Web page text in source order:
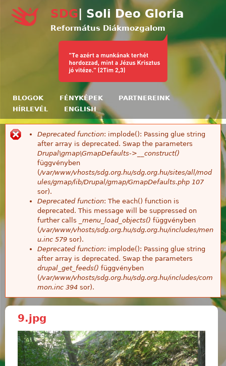
Ugrás a tartalomra
SDG | Soli Deo Gloria
Református Diákmozgalom
BLOGOK FÉNYKÉPEK
PARTNEREINK
HÍRLEVÉL
ENGLISH
Hibaüzenet
Deprecated function: implode(): Passing glue string
after array is deprecated. Swap the parameters
Drupal\gmap\GmapDefaults->__construct()
függvényben
(/var/www/vhosts/sdg.org.hu/sdg.org.hu/sites/all/mod
ules/gmap/lib/Drupal/gmap/GmapDefaults.php 107
sor).
Deprecated function: The each() function is
deprecated. This message will be suppressed on
further calls
_menu_load_objects() függvényben
(/var/www/vhosts/sdg.org.hu/sdg.org.hu/includes/men
u.inc 579 sor).
Deprecated function: implode(): Passing glue string
after array is deprecated. Swap the parameters
drupal_get_feeds() függvényben
(/var/www/vhosts/sdg.org.hu/sdg.org.hu/includes/com
mon.inc 394 sor).
9.jpg